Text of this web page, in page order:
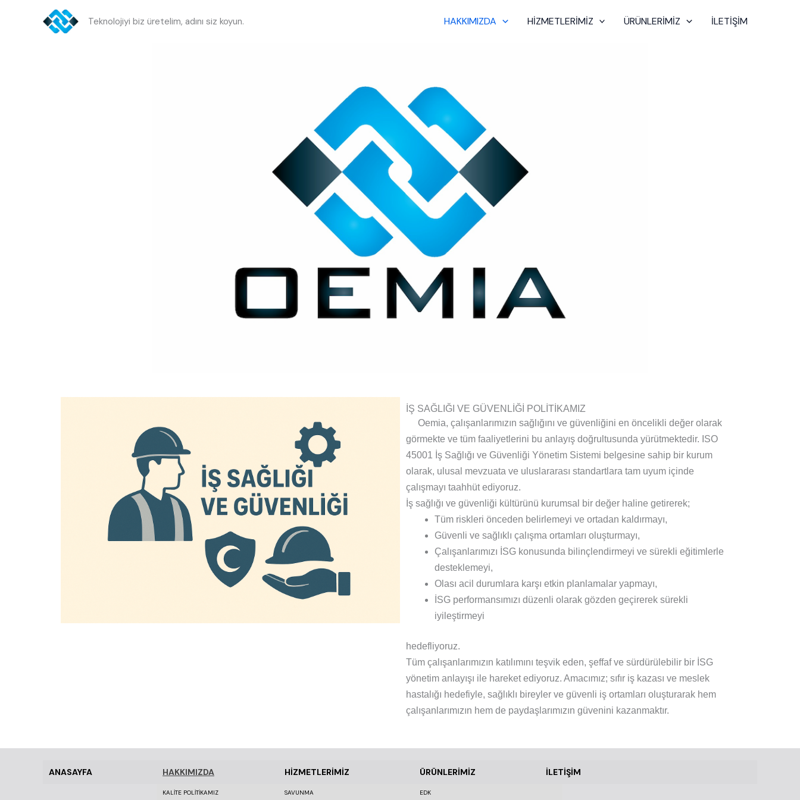
Teknolojiyi biz üretelim, adını siz koyun. HAKKIMIZDA HİZMETLERİMİZ ÜRÜNLERİMİZ İLETİŞİM
İŞ SAĞLIĞI VE GÜVENLİĞİ POLİTİKAMIZ
Oemia, çalışanlarımızın sağlığını ve güvenliğini en öncelikli değer olarak
görmekte ve tüm faaliyetlerini bu anlayış doğrultusunda yürütmektedir. ISO
45001 İş Sağlığı ve Güvenliği Yönetim Sistemi belgesine sahip bir kurum
olarak, ulusal mevzuata ve uluslararası standartlara tam uyum içinde
çalışmayı taahhüt ediyoruz.
İş sağlığı ve güvenliği kültürünü kurumsal bir değer haline getirerek;
Tüm riskleri önceden belirlemeyi ve ortadan kaldırmayı,
Güvenli ve sağlıklı çalışma ortamları oluşturmayı,
Çalışanlarımızı İSG konusunda bilinçlendirmeyi ve sürekli eğitimlerle
desteklemeyi,
Olası acil durumlara karşı etkin planlamalar yapmayı,
İSG performansımızı düzenli olarak gözden geçirerek sürekli
iyileştirmeyi
hedefliyoruz.
Tüm çalışanlarımızın katılımını teşvik eden, şeffaf ve sürdürülebilir bir İSG
yönetim anlayışı ile hareket ediyoruz. Amacımız; sıfır iş kazası ve meslek
hastalığı hedefiyle, sağlıklı bireyler ve güvenli iş ortamları oluşturarak hem
çalışanlarımızın hem de paydaşlarımızın güvenini kazanmaktır.
ANASAYFA HAKKIMIZDA
KALİTE POLİTİKAMIZ
HİZMETLERİMİZ
SAVUNMA
ÜRÜNLERİMİZ
EDK
İLETİŞİM